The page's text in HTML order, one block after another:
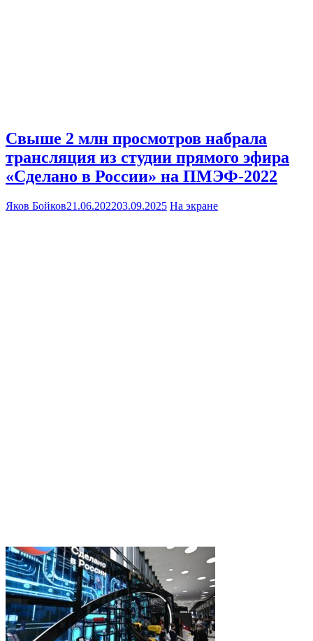
Свыше 2 млн просмотров набрала
трансляция из студии прямого эфира
«Сделано в России» на ПМЭФ-2022
Яков Бойков21.06.202203.09.2025 На экране